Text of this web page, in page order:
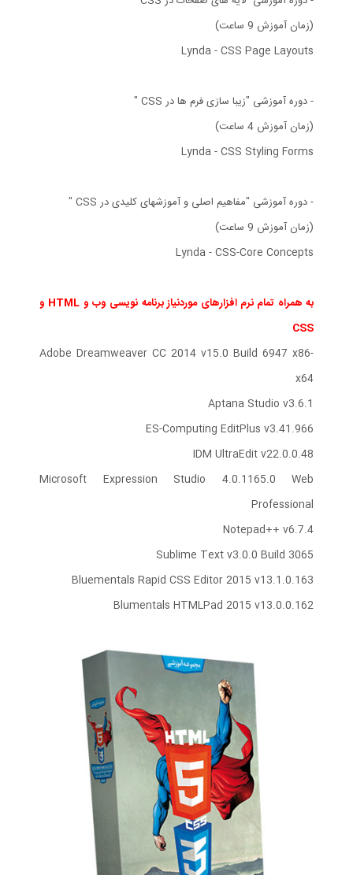
(زمان آموزش 9 ساعت)
Lynda - CSS Page Layouts
- دوره آموزشی "زیبا سازی فرم ها در CSS "
(زمان آموزش 4 ساعت)
Lynda - CSS Styling Forms
- دوره آموزشی "مفاهیم اصلی و آموزشهای کلیدی در CSS "
(زمان آموزش 9 ساعت)
Lynda - CSS-Core Concepts
به همراه تمام نرم افزارهای موردنیاز برنامه نویسی وب و HTML و
CSS
Adobe Dreamweaver CC 2014 v15.0 Build 6947 x86-
x64
Aptana Studio v3.6.1
ES-Computing EditPlus v3.41.966
IDM UltraEdit v22.0.0.48
Microsoft Expression Studio 4.0.1165.0 Web
Professional
Notepad++ v6.7.4
Sublime Text v3.0.0 Build 3065
Bluementals Rapid CSS Editor 2015 v13.1.0.163
Blumentals HTMLPad 2015 v13.0.0.162